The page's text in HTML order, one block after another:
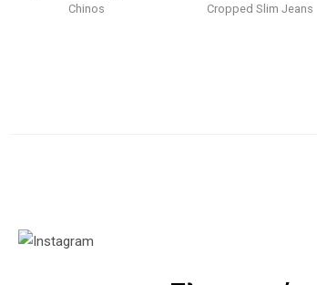
Chinos
Cropped Slim Jeans